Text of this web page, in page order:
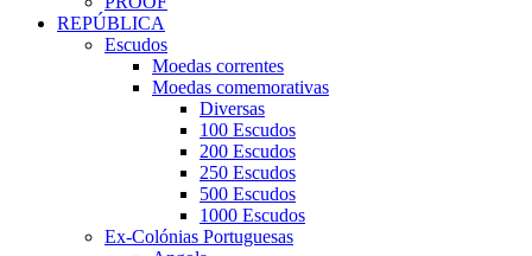
REPÚBLICA
Escudos
Moedas correntes
Moedas comemorativas
Diversas
100 Escudos
200 Escudos
250 Escudos
500 Escudos
1000 Escudos
Ex-Colónias Portuguesas